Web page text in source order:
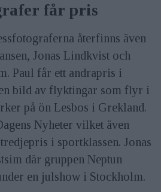
får pris
återfinns även
Jonas Lindkvist och
Paul får ett andrapris i
bild av flyktingar som flyr i
på ön Lesbos i Grekland.
Nyheter vilket även
i sportklassen. Jonas
där gruppen Neptun
en julshow i Stockholm.